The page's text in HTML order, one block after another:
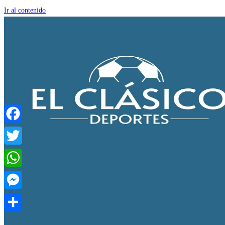
Ir al contenido
Facebook
Twitter
WhatsApp
Messenger